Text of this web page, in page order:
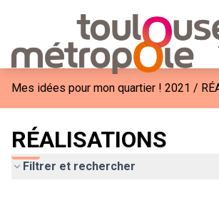
Mes idées pour mon quartier ! 2021 /
RÉALISATIONS
Filtrer et rechercher